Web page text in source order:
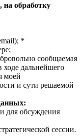
обработку
*
сообщаемая
ходе дальнейшего
моей
и сути решаемой
для обсуждения
сессии.